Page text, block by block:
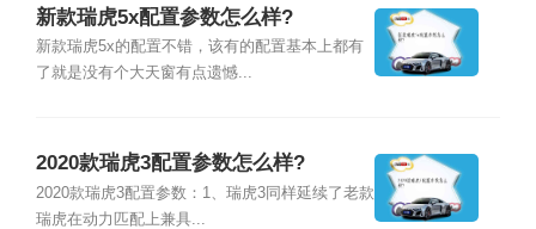
新款瑞虎5x配置参数怎么样?
新款瑞虎5x的配置不错，该有的配置基本上都有
了就是没有个大天窗有点遗憾...
2020款瑞虎3配置参数怎么样?
2020款瑞虎3配置参数：1、瑞虎3同样延续了老款
瑞虎在动力匹配上兼具...